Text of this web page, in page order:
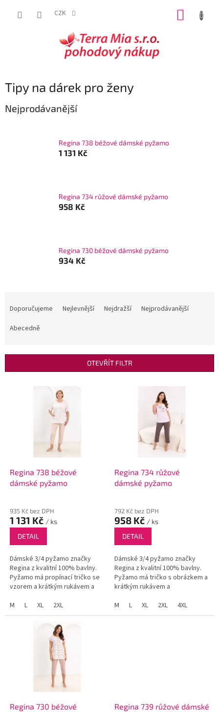
CZK
Tipy na dárek pro ženy
Nejprodávanější
Regina 738 béžové dámské pyžamo
1 131 Kč
Regina 734 růžové dámské pyžamo
958 Kč
Regina 730 béžové dámské pyžamo
934 Kč
r
Doporučujeme Nejlevnější Nejdražší
Nejprodávanější
Abecedně
OTEVŘÍT FILTR
Regina 738 béžové
dámské pyžamo
935 Kč bez DPH
1 131 Kč / ks
DETAIL
Dámské 3/4 pyžamo značky
Regina z kvalitní 100% bavlny.
Pyžamo má propínací tričko se
vzorem a krátkým rukávem a
M
L XL 2XL
Regina 734 růžové
dámské pyžamo
792 Kč bez DPH
958 Kč / ks
DETAIL
Dámské 3/4 pyžamo značky
Regina z kvalitní 100% bavlny.
Pyžamo má tričko s obrázkem a
krátkým rukávem a
M
L XL 2XL 4XL
Regina 730 béžové
Regina 739 růžové dámské